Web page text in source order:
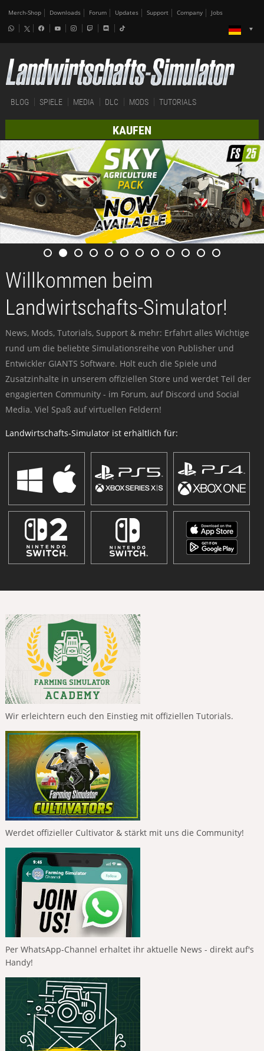
Merch-Shop Downloads Forum Updates Support Company Jobs
BLOG SPIELE MEDIA DLC MODS TUTORIALS
KAUFEN
Willkommen beim
Landwirtschafts-Simulator!
News, Mods, Tutorials, Support & mehr: Erfahrt alles Wichtige
rund um die beliebte Simulationsreihe von Publisher und
Entwickler GIANTS Software. Holt euch die Spiele und
Zusatzinhalte in unserem offiziellen Store und werdet Teil der
engagierten Community - im Forum, auf Discord und Social
Media. Viel Spaß auf virtuellen Feldern!
Landwirtschafts-Simulator ist erhältlich für:
Wir erleichtern euch den Einstieg mit offiziellen Tutorials.
Werdet offizieller Cultivator & stärkt mit uns die Community!
Per WhatsApp-Channel erhaltet ihr aktuelle News - direkt auf's
Handy!